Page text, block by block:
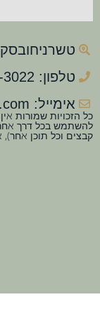
טשרניחובסקי 12, ראשון
טלפון: 058-489-3022
אימייל: tzach8@gmail.com
כל הזכויות שמורות
להשתמש בכל דרך
קבצים וכל תוכן